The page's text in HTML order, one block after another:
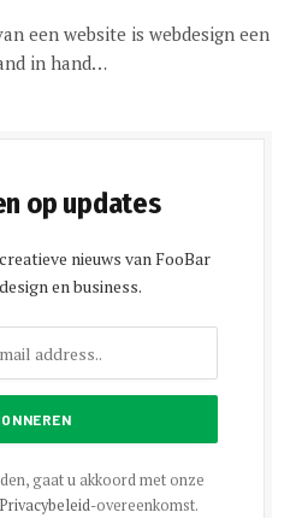
een website is webdesign een
in hand…
op updates
nieuws van FooBar
en business.
gaat u akkoord met onze
Privacybeleid-overeenkomst.